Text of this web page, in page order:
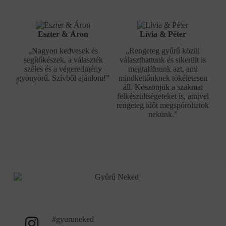
Eszter & Áron
„Nagyon kedvesek és
segítőkészek, a választék
széles és a végeredmény
gyönyörű. Szívből ajánlom!”
Lívia & Péter
„Rengeteg gyűrű közül
választhattunk és sikerült is
megtalálnunk azt, ami
mindkettőnknek tökéletesen
áll. Köszönjük a szakmai
felkészültségeteket is, amivel
rengeteg időt megspóroltatok
nekünk.”
#gyuruneked